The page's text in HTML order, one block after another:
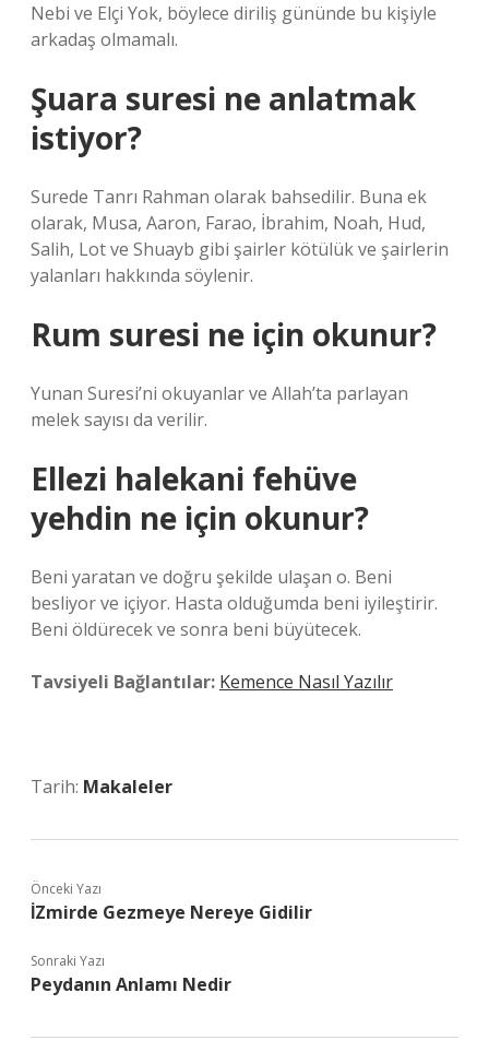
Nebi ve Elçi Yok, böylece diriliş gününde bu kişiyle
arkadaş olmamalı.
Şuara suresi ne anlatmak
istiyor?
Surede Tanrı Rahman olarak bahsedilir. Buna ek
olarak, Musa, Aaron, Farao, İbrahim, Noah, Hud,
Salih, Lot ve Shuayb gibi şairler kötülük ve şairlerin
yalanları hakkında söylenir.
Rum suresi ne için okunur?
Yunan Suresi’ni okuyanlar ve Allah’ta parlayan
melek sayısı da verilir.
Ellezi halekani fehüve
yehdin ne için okunur?
Beni yaratan ve doğru şekilde ulaşan o. Beni
besliyor ve içiyor. Hasta olduğumda beni iyileştirir.
Beni öldürecek ve sonra beni büyütecek.
Tavsiyeli Bağlantılar: Kemence Nasıl Yazılır
Tarih: Makaleler
Önceki Yazı
İZmirde Gezmeye Nereye Gidilir
Sonraki Yazı
Peydanın Anlamı Nedir